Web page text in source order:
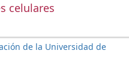
celulares
de la Universidad de